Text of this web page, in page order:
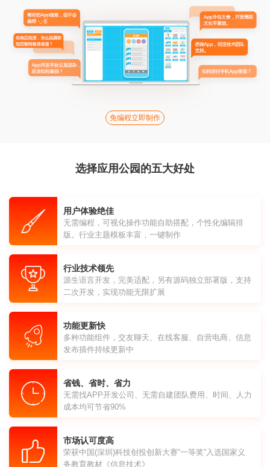
免编程立即制作
选择应用公园的五大好处
用户体验绝佳
无需编程，可视化操作功能自助搭配，个性化编辑排
版。行业主题模板丰富，一键制作
行业技术领先
源生语言开发，完美适配，另有源码独立部署版，支持
二次开发，实现功能无限扩展
功能更新快
多种功能组件，交友聊天、在线客服、自营电商、信息
发布插件持续更新中
省钱、省时、省力
无需找APP开发公司、无需自建团队费用、时间、人力
成本均可节省90%
市场认可度高
荣获中国(深圳)科技创投创新大赛“一等奖”入选国家义
务教育教材《信息技术》